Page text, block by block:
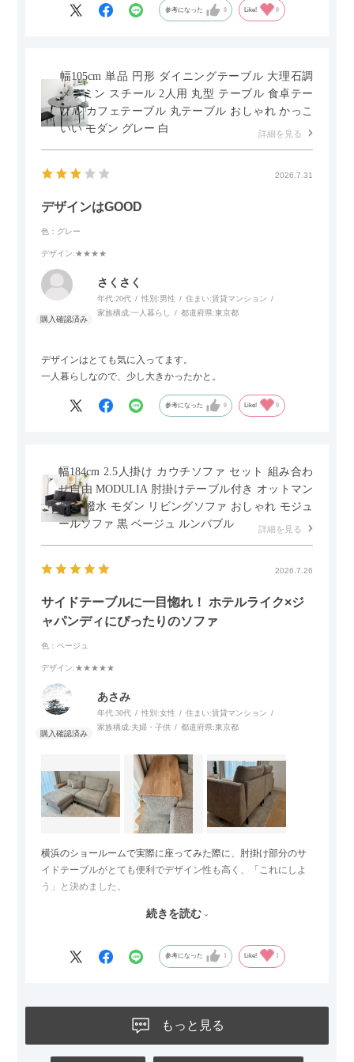
はいけないかもしれません。天板が冷たいので冬にどうなるの
かなというのも気になります。
参考になった 0 Like! 0
幅105cm 単品 円形 ダイニングテーブル 大理石調
メラミン スチール 2人用 丸型 テーブル 食卓テー
ブル カフェテーブル 丸テーブル おしゃれ かっこ
いい モダン グレー 白
詳細を見る
2026.7.31
デザインはGOOD
色：グレー
デザイン:★★★★
さくさく
年代:20代 性別:男性 住まい:賃貸マンション
家族構成:一人暮らし 都道府県:東京都
デザインはとても気に入ってます。
一人暮らしなので、少し大きかったかと。
参考になった 0 Like! 0
幅184cm 2.5人掛け カウチソファ セット 組み合わ
せ自由 MODULIA 肘掛けテーブル付き オットマン
付き 撥水 モダン リビングソファ おしゃれ モジュ
ールソファ 黒 ベージュ ルンバブル
詳細を見る
2026.7.26
サイドテーブルに一目惚れ！ ホテルライク×ジ
ャパンディにぴったりのソファ
色：ベージュ
デザイン:★★★★★
あさみ
年代:30代 性別:女性 住まい:賃貸マンション
家族構成:夫婦・子供 都道府県:東京都
横浜のショールームで実際に座ってみた際に、肘掛け部分のサ
イドテーブルがとても便利でデザイン性も高く、「これにしよ
う」と決めました。
サイズは2.5人掛けですが、幅184cmとコンパクトなので圧迫感
グとのバランスもぴったりで、リビング全体がすっきり見えま
ないのもお気に入りのポイントです。さらに、わが家はソファ
の後ろ側を通ることも多い間取りなので、背面まできれいに仕
続きを読む
参考になった Like!
もっと見る